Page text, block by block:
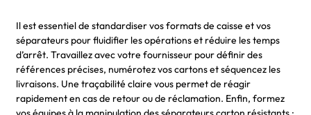
Il est essentiel de standardiser vos formats de caisse et vos
séparateurs pour fluidifier les opérations et réduire les temps
d’arrêt. Travaillez avec votre fournisseur pour définir des
références précises, numérotez vos cartons et séquencez les
livraisons. Une traçabilité claire vous permet de réagir
rapidement en cas de retour ou de réclamation. Enfin, formez